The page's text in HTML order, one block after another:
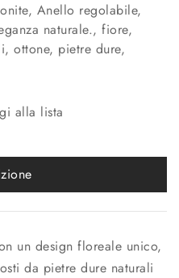
, Anello regolabile,
naturale., fiore,
, ottone, pietre dure,
alla lista
un design floreale unico,
da pietre dure naturali